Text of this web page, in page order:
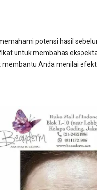
potensi hasil
untuk membahas
Anda menilai